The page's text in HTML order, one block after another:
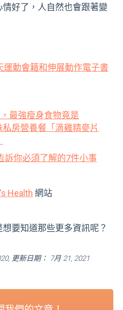
好了，人自然也會跟著變
動會籍和伸展動作電子書
最強瘦身食物竟是
私房營養餐「滴雞精麥片
訴你必須了解的7件小事
Health 網站
要知道那些更多資訊呢？
更新日期： 7月 21, 2021